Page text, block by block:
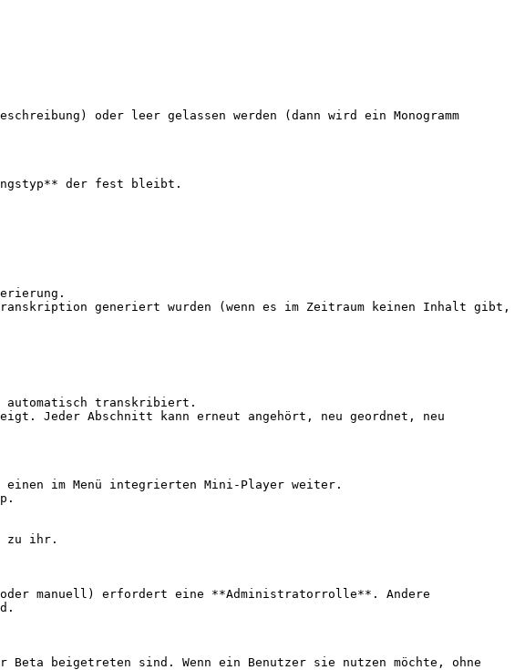
oder leer gelassen werden (dann wird ein Monogramm
der fest bleibt.
generiert wurden (wenn es im Zeitraum keinen Inhalt gibt,
automatisch transkribiert.
Jeder Abschnitt kann erneut angehört, neu geordnet, neu
im Menü integrierten Mini-Player weiter.
zu ihr.
oder manuell) erfordert eine **Administratorrolle**. Andere
beigetreten sind. Wenn ein Benutzer sie nutzen möchte, ohne